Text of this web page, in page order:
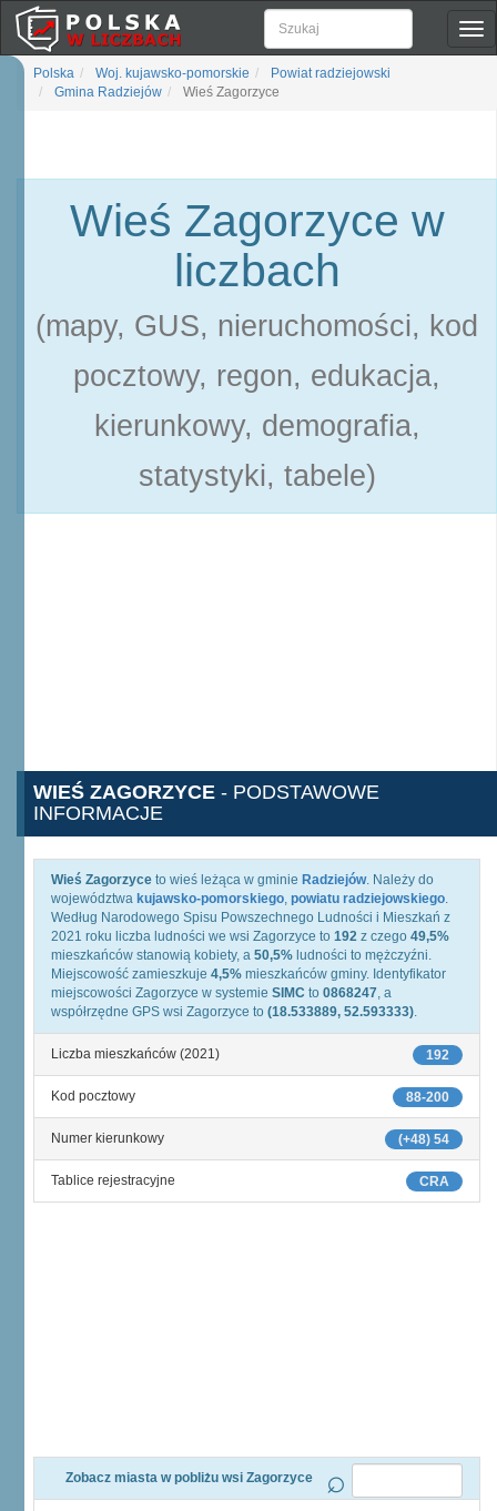
Polska Woj. kujawsko-pomorskie
Powiat radziejowski
Gmina Radziejów
Wieś Zagorzyce
Wieś Zagorzyce w
liczbach
(mapy, GUS, nieruchomości, kod
pocztowy, regon, edukacja,
kierunkowy, demografia,
statystyki, tabele)
WIEŚ ZAGORZYCE - PODSTAWOWE
INFORMACJE
Wieś Zagorzyce to wieś leżąca w gminie Radziejów. Należy do
województwa kujawsko-pomorskiego, powiatu radziejowskiego.
Według Narodowego Spisu Powszechnego Ludności i Mieszkań z
2021 roku liczba ludności we wsi Zagorzyce to 192 z czego 49,5%
mieszkańców stanowią kobiety, a 50,5% ludności to mężczyźni.
Miejscowość zamieszkuje 4,5% mieszkańców gminy. Identyfikator
miejscowości Zagorzyce w systemie SIMC to 0868247, a
współrzędne GPS wsi Zagorzyce to (18.533889, 52.593333).
192
Liczba mieszkańców (2021)
88-200
Kod pocztowy
(+48) 54
Numer kierunkowy
CRA
Tablice rejestracyjne
Zobacz miasta w pobliżu wsi Zagorzyce